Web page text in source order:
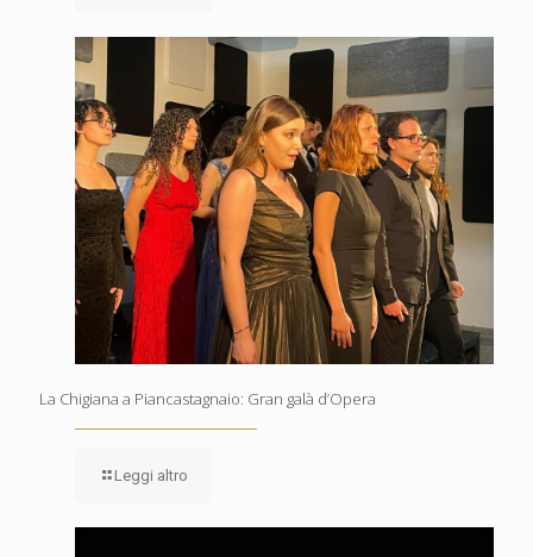
La Chigiana a Piancastagnaio: Gran galà d’Opera
Leggi altro